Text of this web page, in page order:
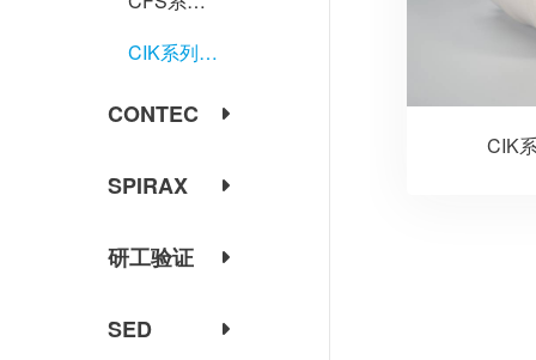
CIK系列-囊式滤芯
CONTEC
SPIRAX
研工验证
SED
CIK